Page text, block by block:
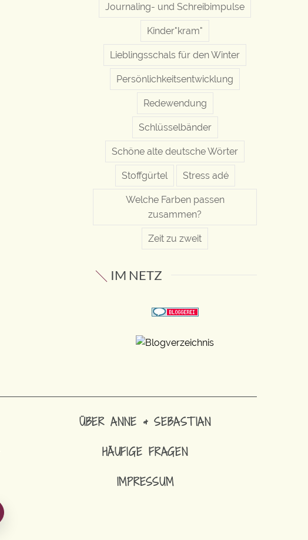
Journaling- und Schreibimpulse
Kinder"kram"
Lieblingsschals für den Winter
Persönlichkeitsentwicklung
Redewendung
Schlüsselbänder
Schöne alte deutsche Wörter
Stoffgürtel Stress adé
Welche Farben passen
zusammen?
Zeit zu zweit
IM NETZ
ÜBER ANNE & SEBASTIAN
HÄUFIGE FRAGEN
IMPRESSUM